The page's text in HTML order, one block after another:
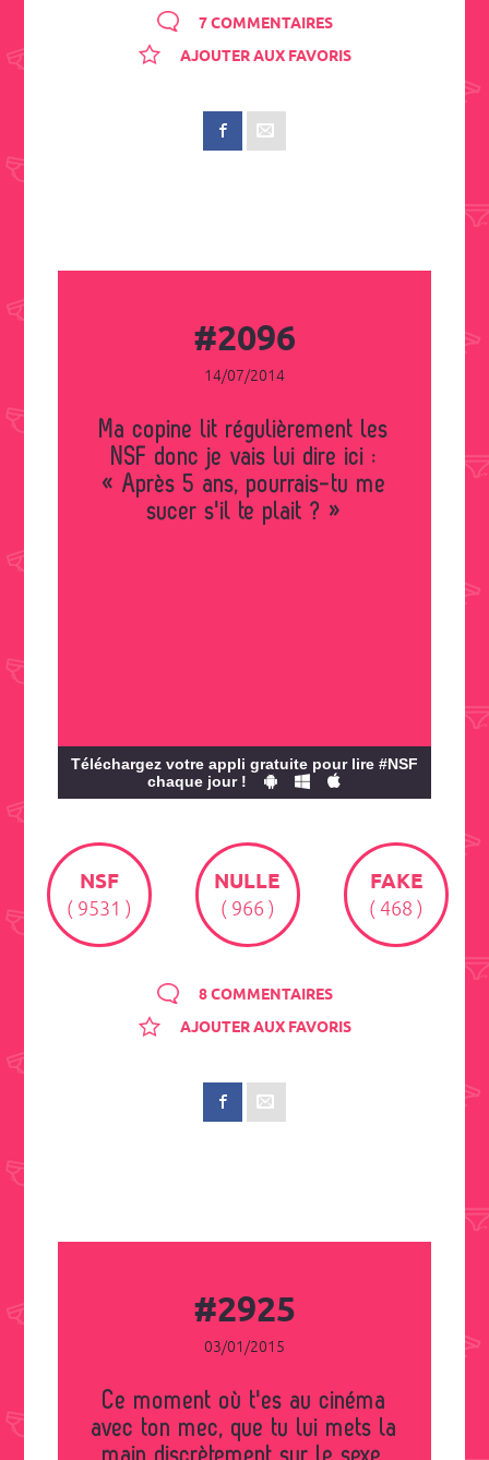
7 COMMENTAIRES
AJOUTER AUX FAVORIS
#2096
14/07/2014
Ma copine lit régulièrement les
NSF donc je vais lui dire ici :
« Après 5 ans, pourrais-tu me
sucer s'il te plait ? »
Téléchargez votre appli gratuite pour lire #NSF
chaque jour !
NSF
( 9531 )
NULLE
( 966 )
FAKE
( 468 )
8 COMMENTAIRES
AJOUTER AUX FAVORIS
#2925
03/01/2015
Ce moment où t'es au cinéma
avec ton mec, que tu lui mets la